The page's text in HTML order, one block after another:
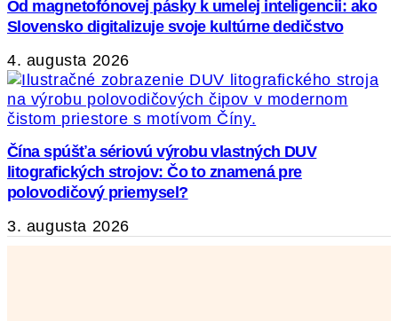
Od magnetofónovej pásky k umelej inteligencii: ako
Slovensko digitalizuje svoje kultúrne dedičstvo
4. augusta 2026
Čína spúšťa sériovú výrobu vlastných DUV
litografických strojov: Čo to znamená pre
polovodičový priemysel?
3. augusta 2026